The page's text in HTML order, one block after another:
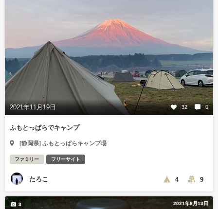
2021年11月19日 32 0
ふもとっぱらでキャンプ
[静岡県] ふもとっぱらキャンプ場
ファミリー フリーサイト
たろこ 4 9
2021年6月13日
3